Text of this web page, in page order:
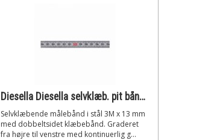
Diesella Diesella selvklæb. pit båndmål i stål 3mx13mm h-v graduering hvid
Selvklæbende målebånd i stål 3M x 13 mm
med dobbeltsidet klæbebånd. Graderet
fra højre til venstre med kontinuerlig g...